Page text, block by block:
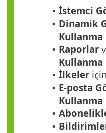
• İstemci
• Dinamik
Kullanma
• Raporlar
Kullanma
• İlkeler için
• E-posta
Kullanma
•
•